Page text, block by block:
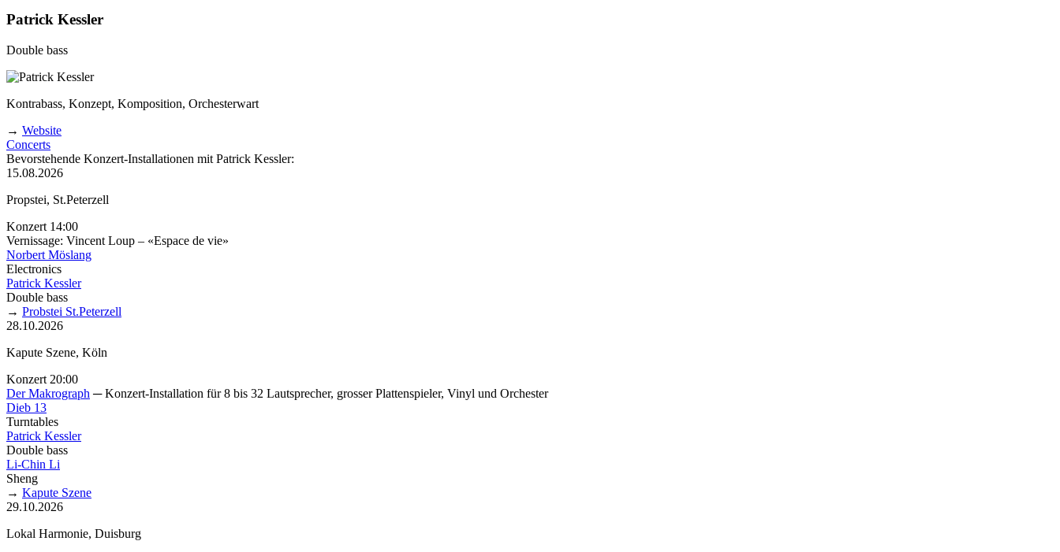
Patrick Kessler
Double bass
Kontrabass, Konzept, Komposition, Orchesterwart
→ Website
Concerts
Bevorstehende Konzert-Installationen mit Patrick Kessler:
15.08.2026
Propstei, St.Peterzell
Konzert 14:00
Vernissage: Vincent Loup – «Espace de vie»
Norbert Möslang
Electronics
Patrick Kessler
Double bass
→ Probstei St.Peterzell
28.10.2026
Kapute Szene, Köln
Konzert 20:00
Der Makrograph ─ Konzert-Installation für 8 bis 32 Lautsprecher, grosser Plattenspieler, Vinyl und Orchester
Dieb 13
Turntables
Patrick Kessler
Double bass
Li-Chin Li
Sheng
→ Kapute Szene
29.10.2026
Lokal Harmonie, Duisburg